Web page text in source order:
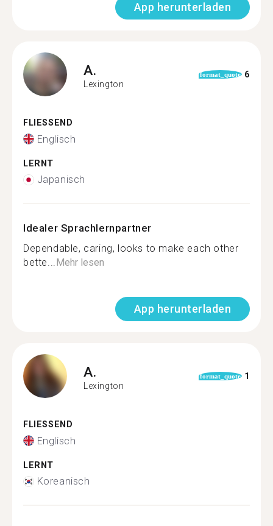
App herunterladen
A.
Lexington
format_quote 6
FLIESSEND
Englisch
LERNT
Japanisch
Idealer Sprachlernpartner
Dependable, caring, looks to make each other
bette...Mehr lesen
App herunterladen
A.
Lexington
format_quote 1
FLIESSEND
Englisch
LERNT
Koreanisch